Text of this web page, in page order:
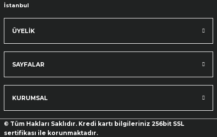
İstanbul
ÜYELİK
SAYFALAR
KURUMSAL
© Tüm Hakları Saklıdır. Kredi kartı bilgileriniz 256bit SSL
sertifikası ile korunmaktadır.